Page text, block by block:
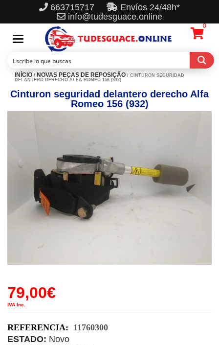
663715717
Envíos 24/48h*
info@tudesguace.online
Toggle
navigation
0
INÍCIO / NOVAS PEÇAS DE REPOSIÇÃO / CINTURON SEGURIDAD
DELANTERO DERECHO ALFA ROMEO 156 (932)
Cinturon seguridad delantero derecho Alfa
Romeo 156 (932)
79,00€
IVA Inc.
REFERENCIA: 11760300
ESTADO: Novo